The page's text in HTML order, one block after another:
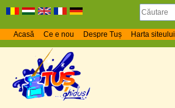
Acasă Ce e nou Despre Tuș Harta siteului